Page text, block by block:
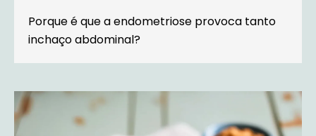
Porque é que a endometriose provoca tanto
inchaço abdominal?